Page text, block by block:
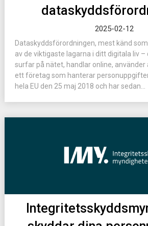
2025-02-12
Dataskyddsförordningen, mest känd som
av de viktigaste lagarna i ditt digitala liv
surfar på nätet, handlar online, använder
ett företag som hanterar
hela EU den 25 maj 2018 och har sedan...